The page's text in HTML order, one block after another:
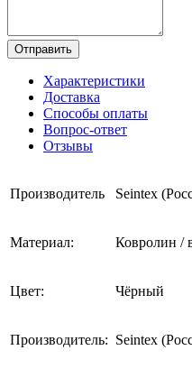
Отправить
Характеристики
Доставка
Способы оплаты
Вопрос-ответ
Отзывы
Производитель Seintex
Материал: Ковролин /
Цвет: Чёрный
Производитель: Seintex